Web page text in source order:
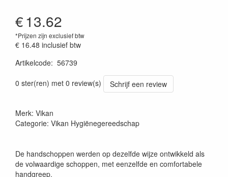
€13.62
*Prijzen zijn exclusief btw
€ 16.48 inclusief btw
Artikelcode: 56739
0 ster(ren) met 0 review(s)
Schrijf een review
Merk: Vikan
Categorie: Vikan Hygiënegereedschap
De handschoppen werden op dezelfde wijze ontwikkeld als
de volwaardige schoppen, met eenzelfde en comfortabele
handgreep.